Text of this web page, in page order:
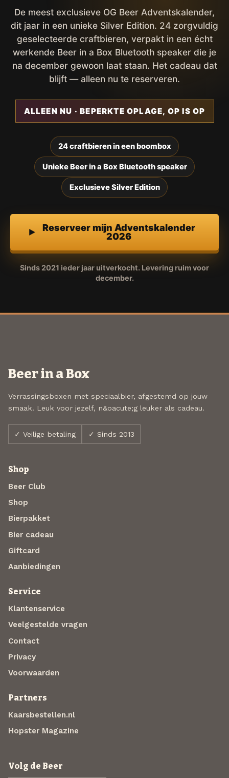
De meest exclusieve OG Beer Adventskalender,
dit jaar in een unieke Silver Edition. 24 zorgvuldig
geselecteerde craftbieren, verpakt in een écht
werkende Beer in a Box Bluetooth speaker die je
na december gewoon laat staan. Het cadeau dat
blijft — alleen nu te reserveren.
ALLEEN NU · BEPERKTE OPLAGE, OP IS OP
24 craftbieren in een boombox
Unieke Beer in a Box Bluetooth speaker
Exclusieve Silver Edition
Reserveer mijn Adventskalender
2026
Sinds 2021 ieder jaar uitverkocht. Levering ruim voor
december.
Beer in a Box
Verrassingsboxen met speciaalbier, afgestemd op jouw
smaak. Leuk voor jezelf, n&oacute;g leuker als cadeau.
✓ Veilige betaling ✓ Sinds 2013
Shop
Beer Club
Shop
Bierpakket
Bier cadeau
Giftcard
Aanbiedingen
Service
Klantenservice
Veelgestelde vragen
Contact
Privacy
Voorwaarden
Partners
Kaarsbestellen.nl
Hopster Magazine
Volg de Beer